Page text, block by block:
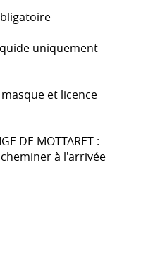
uniquement
et licence
DE MOTTARET :
à l'arrivée